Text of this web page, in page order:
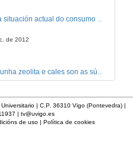
de 2012
¿Que é unha zeolita e cales son as súas aplicacións?
páncreas artificial?
| C.P. 36310 Vigo (Pontevedra) |
| tv@uvigo.es
de uso| Política de cookies